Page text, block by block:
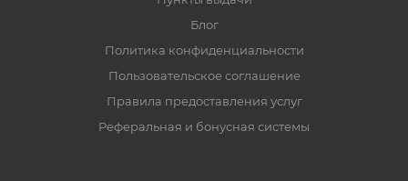
Блог
Политика конфиденциальности
Пользовательское соглашение
Правила предоставления услуг
Реферальная и бонусная системы